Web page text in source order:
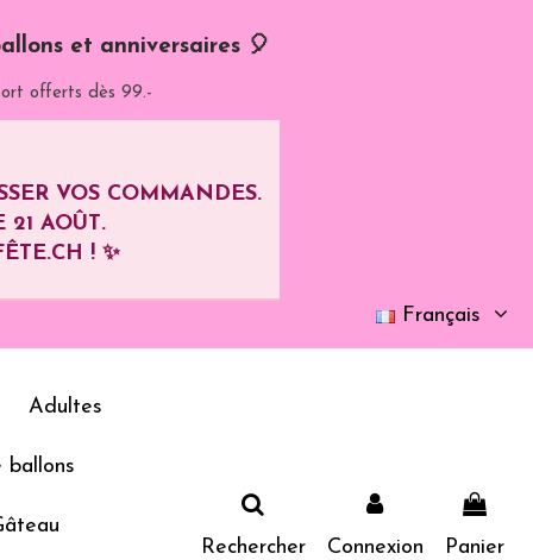
et anniversaires 🎈
offerts dès 99.-
VOS COMMANDES.
21 AOÛT.
! ✨
Français
Adultes
ballons
Rechercher Connexion Panier